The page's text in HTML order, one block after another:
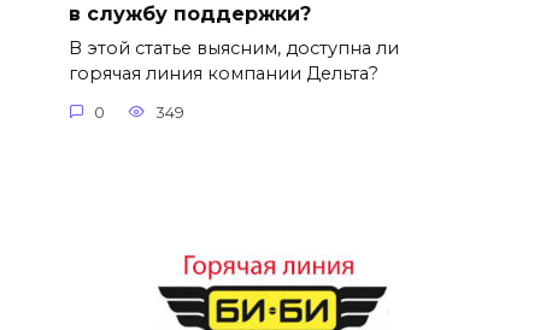
в службу поддержки?
В этой статье выясним, доступна ли
горячая линия компании Дельта?
0 349